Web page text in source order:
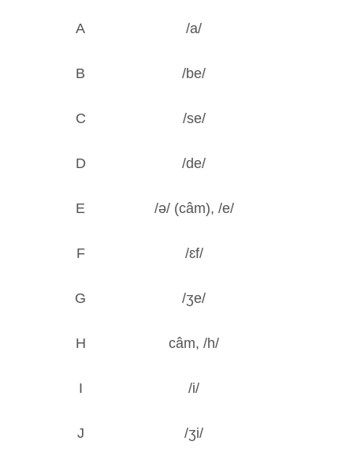
A /a/
B /be/
C /se/
D /de/
E /ə/ (câm), /e/
F /ɛf/
G /ʒe/
H câm, /h/
I /i/
J /ʒi/